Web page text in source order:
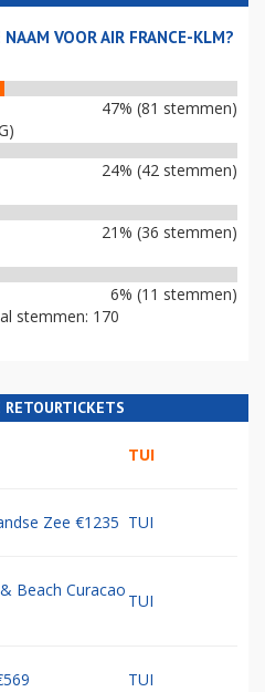
VOOR AIR FRANCE-KLM?
47% (81 stemmen)
24% (42 stemmen)
21% (36 stemmen)
6% (11 stemmen)
stemmen: 170
RETOURTICKETS
TUI
Zee €1235 TUI
Beach Curacao
TUI
TUI